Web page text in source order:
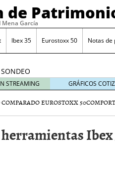
de
Mena García
Ibex 35 Eurostoxx 50 Notas de
SONDEO
IBEX35.
ACCESO
A LA
TODOS
LOS
STREAMING GRÁFICOS
EUROSTOXX 50
Ibex